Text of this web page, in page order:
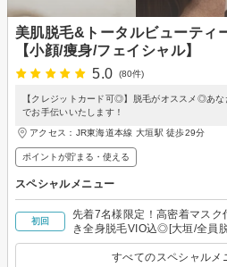
美肌脱毛&トータルビューティ
【小顔/痩身/フェイシャル】
5.0
(80件)
【クレジットカード可◎】脱毛がオススメ◎あ
でお手伝いいたします！
アクセス：JR東海道本線 大垣駅 徒歩29分
ポイントが貯まる・使える
スペシャルメニュー
初回
先着7名様限定！高密着マス
き全身脱毛VIO込◎[大垣/全員
すべてのスペシャルメ